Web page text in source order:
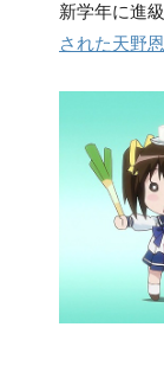
新学年に進
された天野恩